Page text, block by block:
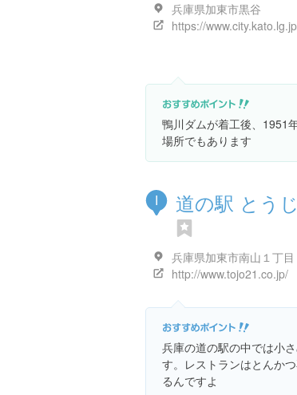
兵庫県加東市黒谷
鴨川ダムが着工後、1951
場所でもあります
道の駅 とう
兵庫県加東市南山１丁目
http://www.tojo21.co.jp/
兵庫の道の駅の中では小
す。レストランはとんか
るんですよ